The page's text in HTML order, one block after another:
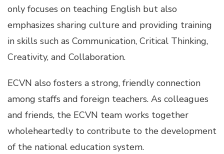
only focuses on teaching English but also
emphasizes sharing culture and providing training
in skills such as Communication, Critical Thinking,
Creativity, and Collaboration.
ECVN also fosters a strong, friendly connection
among staffs and foreign teachers. As colleagues
and friends, the ECVN team works together
wholeheartedly to contribute to the development
of the national education system.